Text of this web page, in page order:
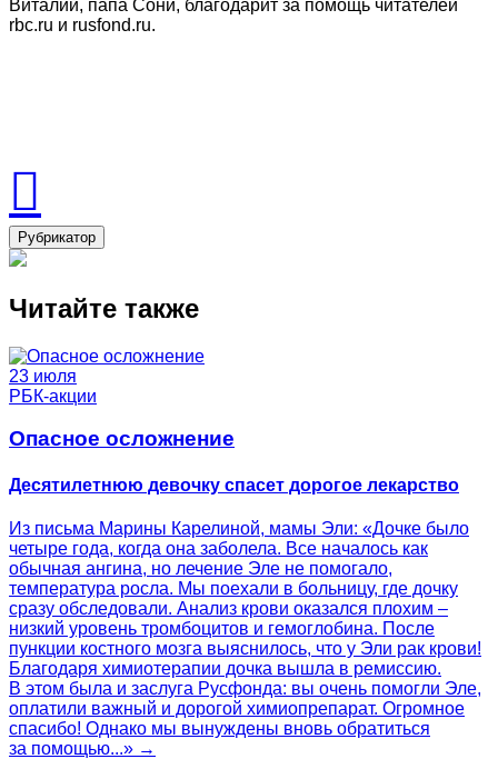
Виталий, папа Сони, благодарит за помощь читателей
rbc.ru и rusfond.ru.
Рубрикатор
Читайте также
23 июля
РБК-акции
Опасное осложнение
Десятилетнюю девочку спасет дорогое лекарство
Из письма Марины Карелиной, мамы Эли: «Дочке было
четыре года, когда она заболела. Все началось как
обычная ангина, но лечение Эле не помогало,
температура росла. Мы поехали в больницу, где дочку
сразу обследовали. Анализ крови оказался плохим –
низкий уровень тромбоцитов и гемоглобина. После
пункции костного мозга выяснилось, что у Эли рак крови!
Благодаря химиотерапии дочка вышла в ремиссию.
В этом была и заслуга Русфонда: вы очень помогли Эле,
оплатили важный и дорогой химиопрепарат. Огромное
спасибо! Однако мы вынуждены вновь обратиться
за помощью...» →